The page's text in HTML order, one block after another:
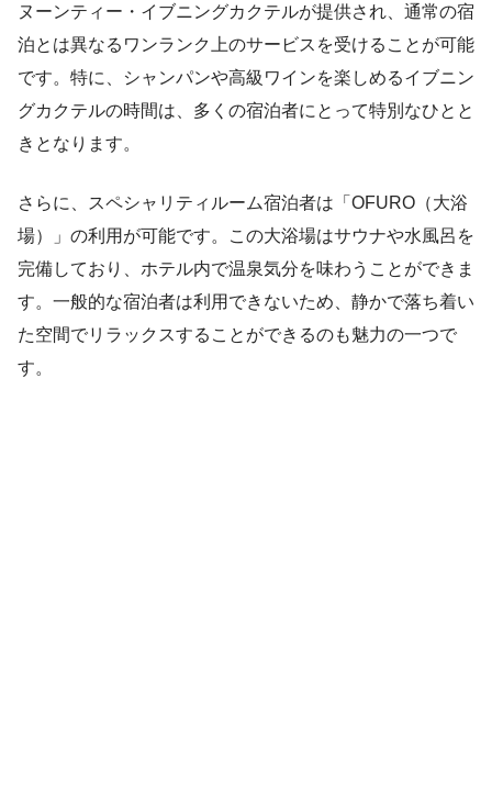
ヌーンティー・イブニングカクテルが提供され、通常の宿
泊とは異なるワンランク上のサービスを受けることが可能
です。特に、シャンパンや高級ワインを楽しめるイブニン
グカクテルの時間は、多くの宿泊者にとって特別なひとと
きとなります。
さらに、スペシャリティルーム宿泊者は「OFURO（大浴
場）」の利用が可能です。この大浴場はサウナや水風呂を
完備しており、ホテル内で温泉気分を味わうことができま
す。一般的な宿泊者は利用できないため、静かで落ち着い
た空間でリラックスすることができるのも魅力の一つで
す。